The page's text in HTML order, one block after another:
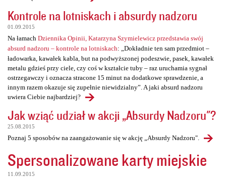
Kontrole na lotniskach i absurdy nadzoru
01.09.2015
Na łamach Dziennika Opinii, Katarzyna Szymielewicz przedstawia swój
absurd nadzoru – kontrole na lotniskach: „Dokładnie ten sam przedmiot –
ładowarka, kawałek kabla, but na podwyższonej podeszwie, pasek, kawałek
metalu gdzieś przy ciele, czy coś w kształcie tuby – raz uruchamia sygnał
ostrzegawczy i oznacza stracone 15 minut na dodatkowe sprawdzenie, a
innym razem okazuje się zupełnie niewidzialny”. A jaki absurd nadzoru
uwiera Ciebie najbardziej?
Jak wziąć udział w akcji „Absurdy Nadzoru"?
25.08.2015
Poznaj 5 sposobów na zaangażowanie się w akcję „Absurdy Nadzoru".
Spersonalizowane karty miejskie
11.09.2015